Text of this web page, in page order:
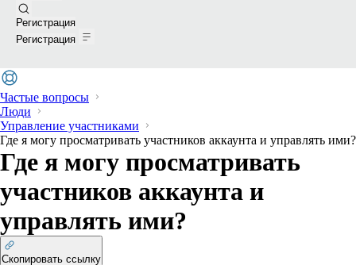
Регистрация
Регистрация
Частые вопросы
Люди
Управление участниками
Где я могу просматривать участников аккаунта и управлять ими?
Где я могу просматривать
участников аккаунта и
управлять ими?
Скопировать ссылку